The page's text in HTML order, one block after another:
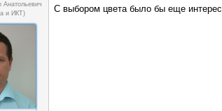
Анатольевич
и ИКТ)
С выбором цвета было бы еще